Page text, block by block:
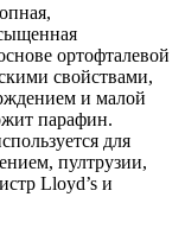
ортофталевой
свойствами,
и малой
парафин.
для
пултрузии,
Lloyd’s и